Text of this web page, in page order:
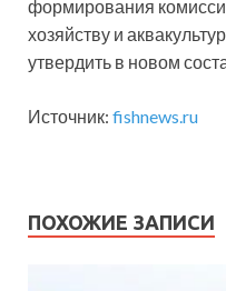
формирования
хозяйству и
утвердить в новом
Источник: fishnews.ru
ПОХОЖИЕ ЗАПИСИ